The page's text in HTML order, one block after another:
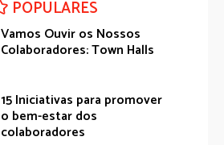
POPULARES
Vamos Ouvir os Nossos
Colaboradores: Town Halls
15 Iniciativas para promover
o bem-estar dos
colaboradores